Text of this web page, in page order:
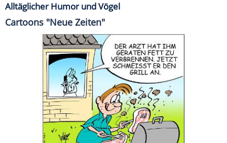
Alltäglicher Humor und Vögel
Cartoons "Neue Zeiten"